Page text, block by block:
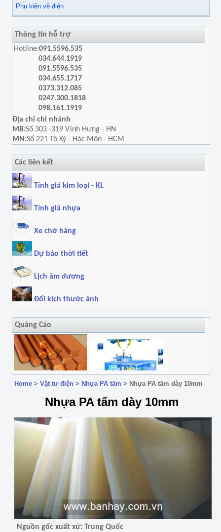
Phụ kiện về điện
Thông tin hỗ trợ
Hotline:091.5596.535
034.644.1919
091.5596.535
034.655.1717
0373.312.085
0247.300.1818
098.161.1919
Địa chỉ chi nhánh
MB:Số 303 -319 Vĩnh Hưng - HN
MN:Số 221 Tô Ký - Hóc Môn - HCM
Các liên kết
Tính giá kim loại - KL
Tính giá nhựa
Xe chở hàng
Dự báo thời tiết
Lịch âm dương
Đổi kích thước ảnh
Quảng Cáo
Home > Vật tư điện > Nhựa PA tấm > Nhựa PA tấm dày 10mm
Nhựa PA tấm dày 10mm
Nguồn gốc xuất xứ: Trung Quốc